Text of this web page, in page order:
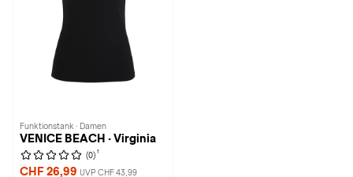
Funktionstank · Damen
VENICE BEACH · Virginia
(0) 1
CHF 26,99 UVP CHF 43,99